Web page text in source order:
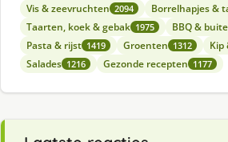
Vis & zeevruchten 2094 Borrelhapjes &
Taarten, koek & gebak 1975 BBQ &
Pasta & rijst 1419 Groenten 1312 Kip
Salades 1216 Gezonde recepten 1177